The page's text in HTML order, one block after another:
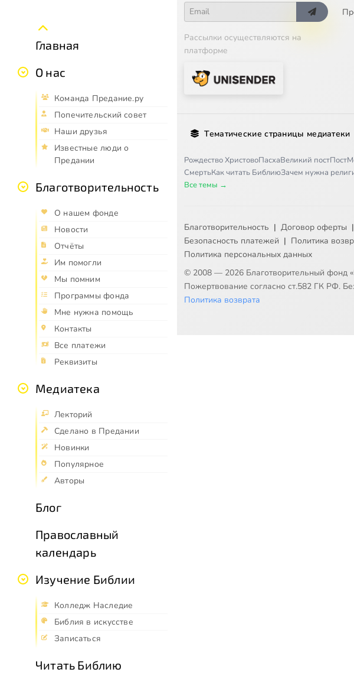
Главная
О нас
Команда Предание.ру
Попечительский совет
Наши друзья
Известные люди о
Предании
Благотворительность
О нашем фонде
Новости
Отчёты
Им помогли
Мы помним
Программы фонда
Мне нужна помощь
Контакты
Все платежи
Реквизиты
Медиатека
Лекторий
Сделано в Предании
Новинки
Популярное
Авторы
Блог
Православный
календарь
Изучение Библии
Колледж Наследие
Библия в искусстве
Записаться
Читать Библию
Рассылки осуществляются на
платформе
Тематические страницы медиатеки
Рождество ХристовоПасхаВеликий постПост
СмертьКак читать БиблиюЗачем нужна
Все темы →
Благотворительность | Договор оферты |
Безопасность платежей | Политика
Политика персональных данных
© 2008 — 2026 Благотворительный
Пожертвование согласно ст.582 ГК РФ.
Политика возврата